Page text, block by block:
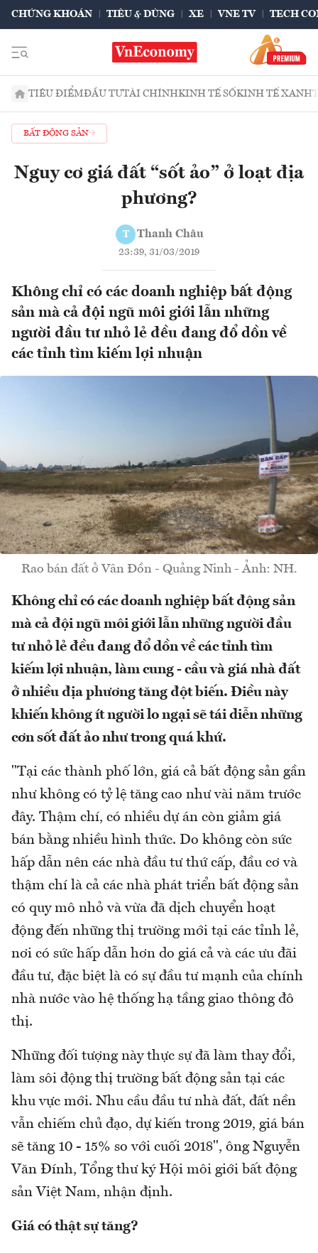
CHỨNG KHOÁN TIÊU & DÙNG XE VNE TV TECH
TIÊU ĐIỂMĐẦU TƯTÀI CHÍNHKINH TẾ SỐKINH TẾ XANH
BẤT ĐỘNG SẢN
Nguy cơ giá đất “sốt ảo” ở loạt địa
phương?
T Thanh Châu
23:39, 31/03/2019
Không chỉ có các doanh nghiệp bất động
sản mà cả đội ngũ môi giới lẫn những
người đầu tư nhỏ lẻ đều đang đổ dồn về
các tỉnh tìm kiếm lợi nhuận
Rao bán đất ở Vân Đồn - Quảng Ninh - Ảnh: NH.
Không chỉ có các doanh nghiệp bất động sản
mà cả đội ngũ môi giới lẫn những người đầu
tư nhỏ lẻ đều đang đổ dồn về các tỉnh tìm
kiếm lợi nhuận, làm cung - cầu và giá nhà đất
ở nhiều địa phương tăng đột biến. Điều này
khiến không ít người lo ngại sẽ tái diễn những
cơn sốt đất ảo như trong quá khứ.
"Tại các thành phố lớn, giá cả bất động sản gần
như không có tỷ lệ tăng cao như vài năm trước
đây. Thậm chí, có nhiều dự án còn giảm giá
bán bằng nhiều hình thức. Do không còn sức
hấp dẫn nên các nhà đầu tư thứ cấp, đầu cơ và
thậm chí là cả các nhà phát triển bất động sản
có quy mô nhỏ và vừa đã dịch chuyển hoạt
động đến những thị trường mới tại các tỉnh lẻ,
nơi có sức hấp dẫn hơn do giá cả và các ưu đãi
đầu tư, đặc biệt là có sự đầu tư mạnh của chính
nhà nước vào hệ thống hạ tầng giao thông đô
thị.
Những đối tượng này thực sự đã làm thay đổi,
làm sôi động thị trường bất động sản tại các
khu vực mới. Nhu cầu đầu tư nhà đất, đất nền
vẫn chiếm chủ đạo, dự kiến trong 2019, giá bán
sẽ tăng 10 - 15% so với cuối 2018", ông Nguyễn
Văn Đính, Tổng thư ký Hội môi giới bất động
sản Việt Nam, nhận định.
Giá có thật sự tăng?